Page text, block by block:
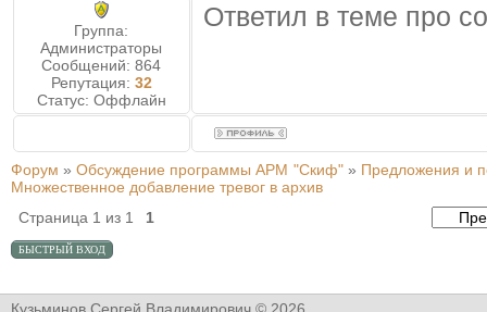
Группа:
Администраторы
Сообщений:864
Репутация: 32
Статус: Оффлайн
Ответил в теме про
Форум » Обсуждение программы АРМ "Скиф" » Предложения и
Множественное добавление тревог в архив
Страница 1 из 1 1